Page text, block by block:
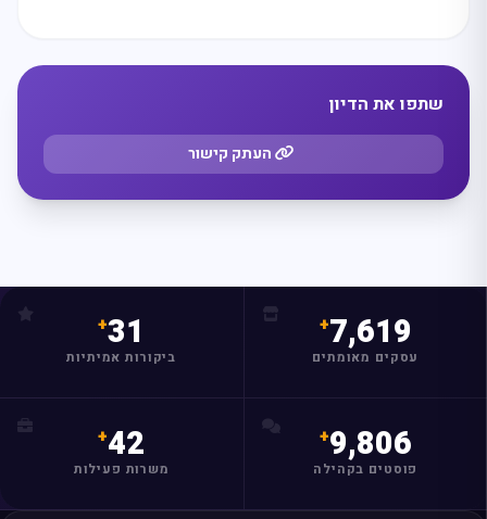
שתפו את הדיון
העתק קישור
7,619
עסקים מאומתים
31
ביקורות אמיתיות
9,806
פוסטים בקהילה
42
משרות פעילות